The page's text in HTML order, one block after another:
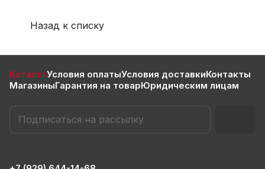
Назад к списку
КаталогУсловия оплатыУсловия доставкиКонтакты
МагазиныГарантия на товарЮридическим лицам